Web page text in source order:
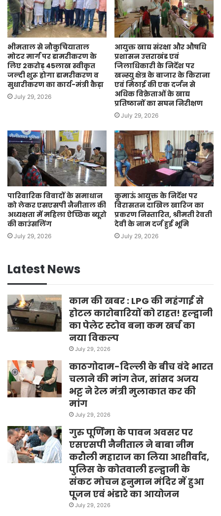
भीमताल से नौकुचियाताल
मोटर मार्ग पर डामरीकरण के
लिए 2करोड़ 45लाख स्वीकृत
जल्दी शुरू होगा डामरीकरण व
सुधारीकरण का कार्य-मंत्री कैड़ा
July 29, 2026
आयुक्त खाद्य संरक्षा और औषधि
प्रशासन उत्तराखंड एवं
जिलाधिकारी के निर्देश पर
खन्स्यु क्षेत्र के बाजार के किराना
एवं मिठाई की एक दर्जन से
अधिक विक्रेताओं के खाद्य
प्रतिष्ठानों का सघन निरीक्षण
July 29, 2026
पारिवारिक विवादों के समाधान
को लेकर एसएसपी नैनीताल की
अध्यक्षता में महिला ऐच्छिक ब्यूरो
की काउंसलिंग
July 29, 2026
कुमाऊं आयुक्त के निर्देश पर
विरासतन दाखिल खारिज का
प्रकरण निस्तारित, श्रीमती रेवती
देवी के नाम दर्ज हुई भूमि
July 29, 2026
Latest News
काम की खबर : LPG की महंगाई से
होटल कारोबारियों को राहत! हल्द्वानी
का पेलेट स्टोव बना कम खर्च का
नया विकल्प
July 29, 2026
काठगोदाम-दिल्ली के बीच वंदे भारत
चलाने की मांग तेज, सांसद अजय
भट्ट ने रेल मंत्री मुलाकात कर की
मांग
July 29, 2026
गुरु पूर्णिमा के पावन अवसर पर
एसएसपी नैनीताल ने बाबा नीम
करौली महाराज का लिया आशीर्वाद,
पुलिस के कोतवाली हल्द्वानी के
संकट मोचन हनुमान मंदिर में हुआ
पूजन एवं भंडारे का आयोजन
July 29, 2026